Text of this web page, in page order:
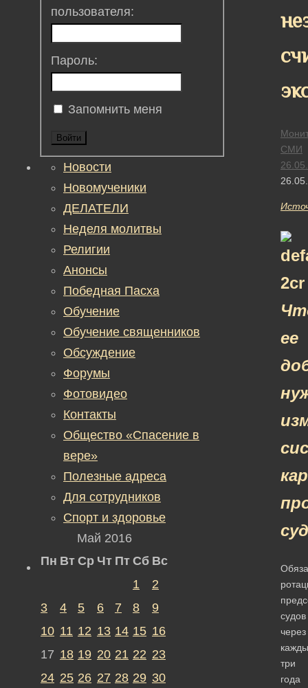
СМИ
ее
судов
через
три
года
пользователя:
Пароль:
Запомнить меня
Войти
Новости
Новомученики
ДЕЛАТЕЛИ
Неделя молитвы
Религии
Анонсы
Победная Пасха
Обучение
Обучение священников
Обсуждение
Форумы
Фотовидео
Контакты
Общество «Спасение в
вере»
Полезные адреса
Для сотрудников
Спорт и здоровье
Май 2016
Пн Вт Ср Чт Пт Сб Вс
1
2
3
4 5 6 7 8
9
10 11 12 13 14 15 16
17 18 19 20 21 22 23
24 25 26 27 28 29 30